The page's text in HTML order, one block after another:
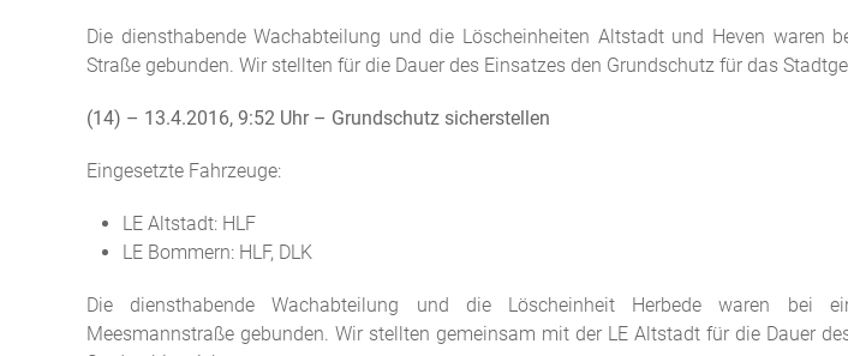
Die diensthabende Wachabteilung und die Löscheinheiten Altstadt und Heven waren
Straße gebunden. Wir stellten für die Dauer des Einsatzes den Grundschutz für das
(14) – 13.4.2016, 9:52 Uhr – Grundschutz sicherstellen
Eingesetzte Fahrzeuge:
LE Altstadt: HLF
LE Bommern: HLF, DLK
Die diensthabende Wachabteilung und die Löscheinheit Herbede waren bei
Meesmannstraße gebunden. Wir stellten gemeinsam mit der LE Altstadt für die Dauer